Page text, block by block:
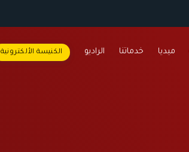
الكنيسة الألكترونية الراديو خدماتنا ميديا